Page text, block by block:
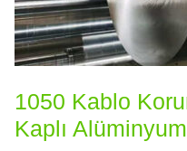
1050 Kablo
Kaplı